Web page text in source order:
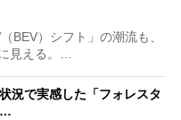
BEV）シフト」の潮流も、
見える。…
況で実感した「フォレスタ
…